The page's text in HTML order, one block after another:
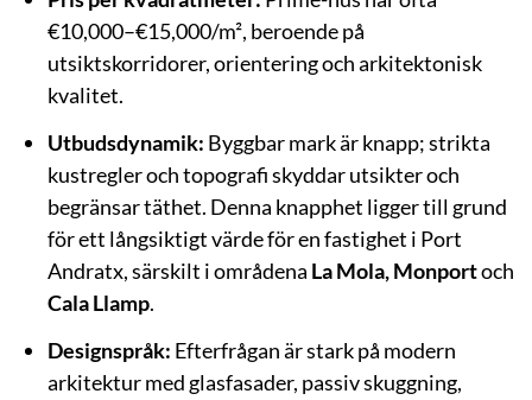
€10,000–€15,000/m², beroende på
utsiktskorridorer, orientering och arkitektonisk
kvalitet.
Utbudsdynamik: Byggbar mark är knapp; strikta
kustregler och topografi skyddar utsikter och
begränsar täthet. Denna knapphet ligger till grund
för ett långsiktigt värde för en fastighet i Port
Andratx, särskilt i områdena La Mola, Monportoch
Cala Llamp.
Designspråk: Efterfrågan är stark på modern
arkitektur med glasfasader, passiv skuggning,